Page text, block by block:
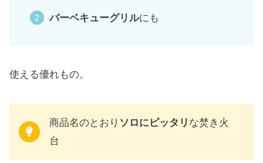
バーベキューグリルにも
使える優れもの。
商品名のとおり ソロにピッタリ な焚き火
台